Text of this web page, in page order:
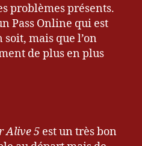
problèmes présents.
Pass Online qui est
mais que l’on
de plus en plus
Alive 5 est un très bon